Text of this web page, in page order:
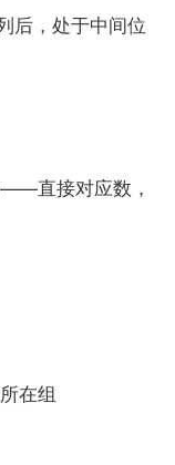
，处于中间位
直接对应数，
在组